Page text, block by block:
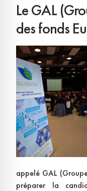
Le GAL
des fonds
appelé GAL
préparer la